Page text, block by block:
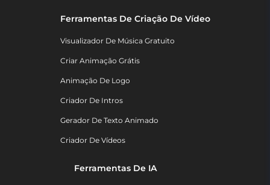
Ferramentas De Criação De Vídeo
Visualizador De Música Gratuito
Criar Animação Grátis
Animação De Logo
Criador De Intros
Gerador De Texto Animado
Criador De Vídeos
Ferramentas De IA